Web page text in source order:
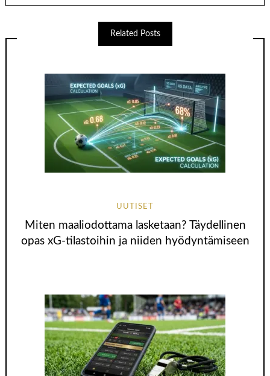
Related Posts
UUTISET
Miten maaliodottama lasketaan? Täydellinen
opas xG-tilastoihin ja niiden hyödyntämiseen